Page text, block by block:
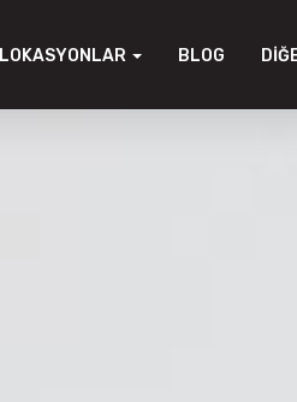
LOKASYONLAR BLOG